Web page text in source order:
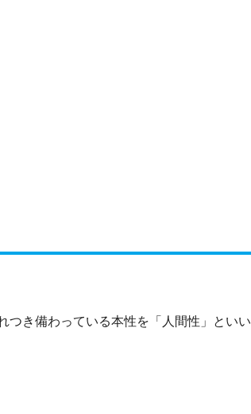
つき備わっている本性を「人間性」といい